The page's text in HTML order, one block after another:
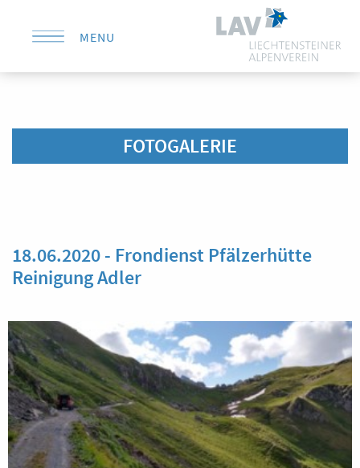
MENU
FOTOGALERIE
18.06.2020 - Frondienst Pfälzerhütte
Reinigung Adler